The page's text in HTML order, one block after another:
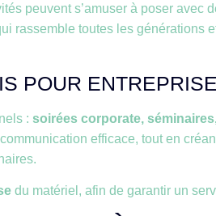
peuvent s’amuser à poser avec
rassemble toutes les générations
POUR
: soirées corporate,
efficace, tout en
du matériel, afin de garantir un